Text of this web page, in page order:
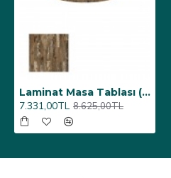
Laminat Masa Tablası (Q100) - Maracaıbo
7.331,00TL 8.625,00TL